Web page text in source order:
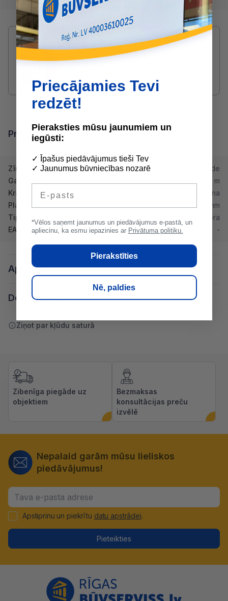
Radušies jautājumi par produktu?
SAZINIES AR DRUVIS:
2233 5731
Produkta īpašības
Zīmols
Toode
Garums
3 m
Krāsa
RR29/Sarkana
Platums
32 mm
Tips
Sniega barjera
EAN
-
Apraksts
Dokumentācija
Ziņot par kļūdu saturā
Zibenīga piegāde uz
objektiem
Bezmaksas
konsultācijas preču
izvēlē
Nepalaid garām mūsu lieliskos
piedāvājumus!
Apstiprinu un piekrītu datu apstrādei.
Pieteikties
Priecājamies Tevi
redzēt!
Pieraksties mūsu jaunumiem un
iegūsti:
✓ Īpašus piedāvājumus tieši Tev
✓ Jaunumus būvniecības nozarē
*Vēlos saņemt jaunumus un piedāvājumus e-pastā, un
apliecinu, ka esmu iepazinies ar Privātuma politiku.
Pierakstīties
Nē, paldies